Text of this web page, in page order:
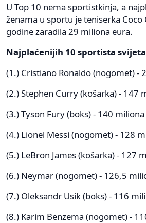
U Top 10 nema sportistkinja, a
ženama u sportu je teniserka
godine zaradila 29 miliona eura.
Najplaćenijih 10 sportista
(1.) Cristiano Ronaldo (nogomet) -
(2.) Stephen Curry (košarka) - 147
(3.) Tyson Fury (boks) - 140
(4.) Lionel Messi (nogomet) - 128
(5.) LeBron James (košarka) - 127
(6.) Neymar (nogomet) - 126,5
(7.) Oleksandr Usik (boks) - 116
(8.) Karim Benzema (nogomet) -